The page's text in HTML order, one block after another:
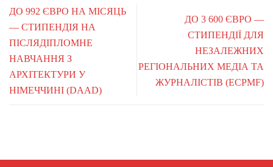
ДО 992 ЄВРО НА МІСЯЦЬ
— СТИПЕНДІЯ НА
ПІСЛЯДІПЛОМНЕ
НАВЧАННЯ З
АРХІТЕКТУРИ У
НІМЕЧЧИНІ (DAAD)
ДО 3 600 ЄВРО —
СТИПЕНДІЇ ДЛЯ
НЕЗАЛЕЖНИХ
РЕГІОНАЛЬНИХ МЕДІА ТА
ЖУРНАЛІСТІВ (ECPMF)